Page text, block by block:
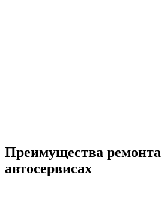
Преимущества ремонта
автосервисах